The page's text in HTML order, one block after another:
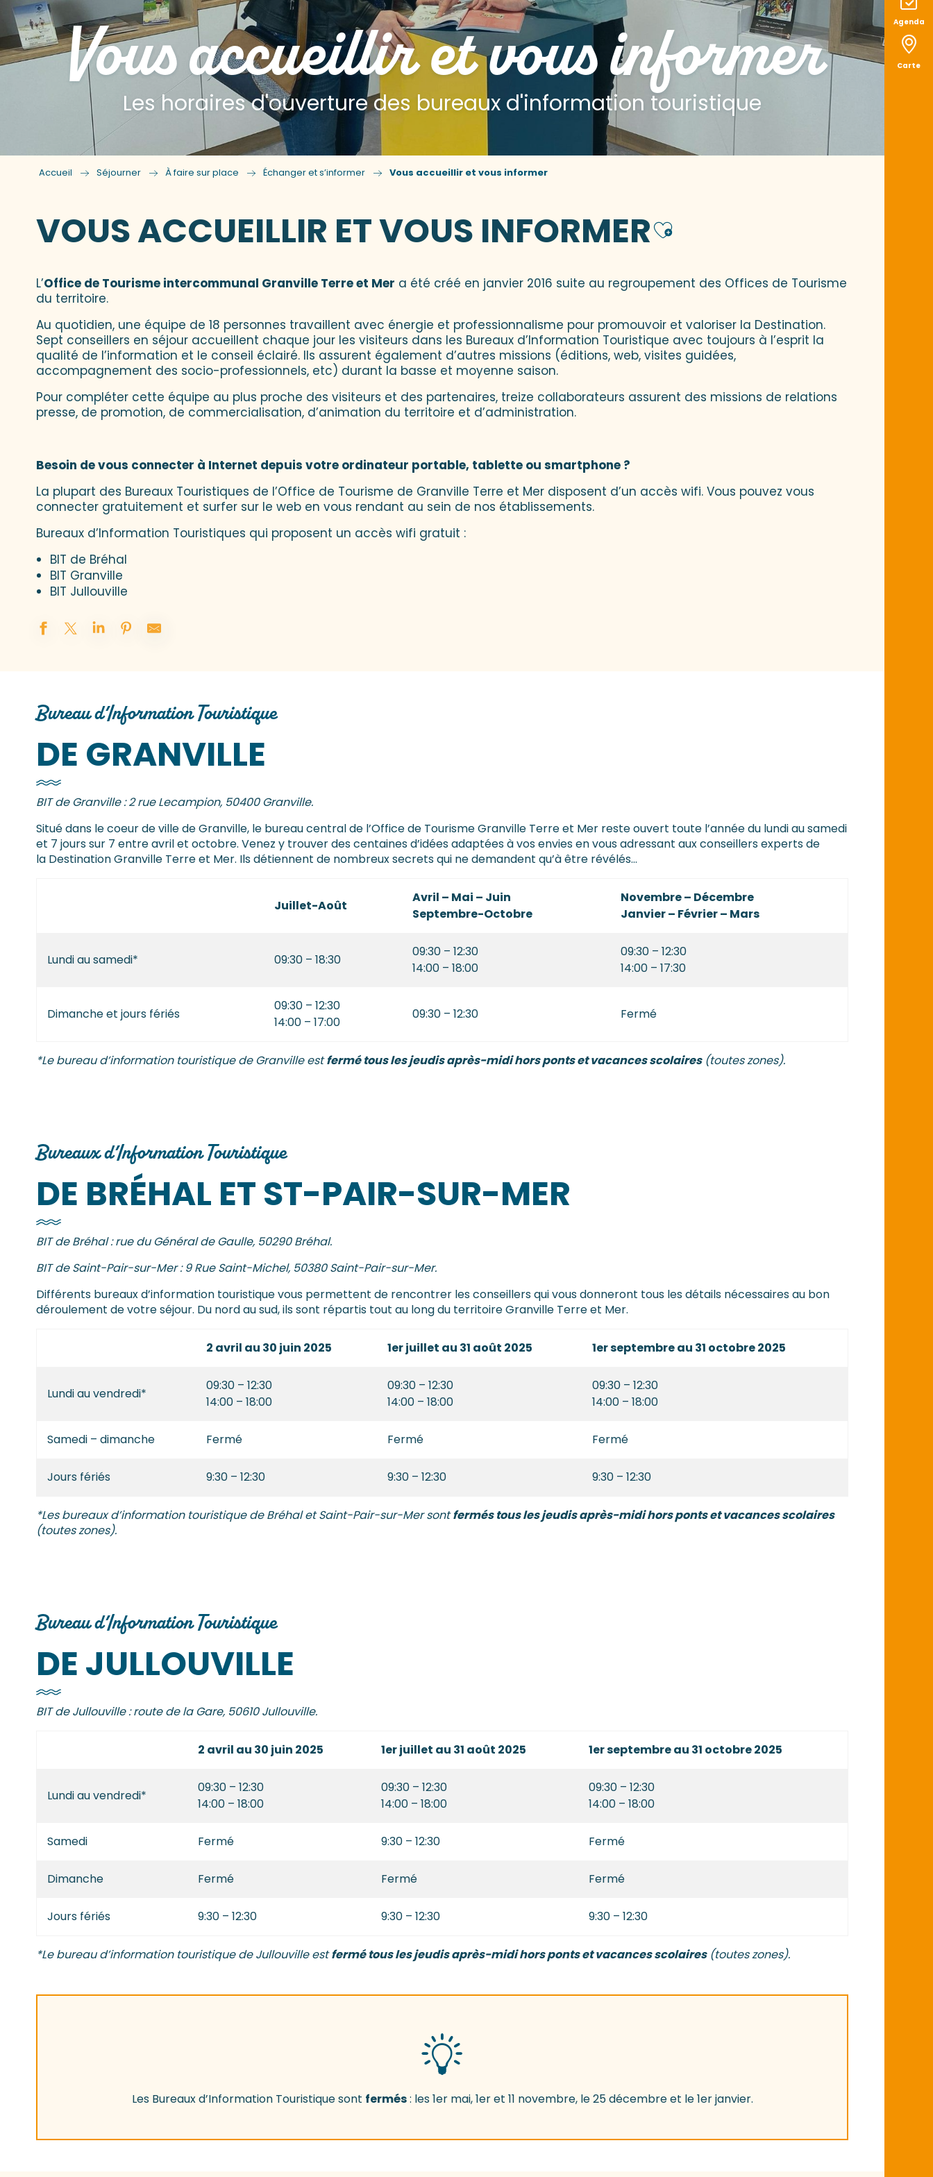
Agenda
Carte
Vous accueillir et vous informer
Les horaires d'ouverture des bureaux d'information touristique
Accueil Séjourner À faire sur place Échanger et s’informer Vous accueillir et vous informer
VOUS ACCUEILLIR ET VOUS INFORMERAjouter aux
L’Office de Tourisme intercommunal Granville Terre et Mer a été créé en janvier 2016 suite au regroupement des Offices de Tourisme
du territoire.
Au quotidien, une équipe de 18 personnes travaillent avec énergie et professionnalisme pour promouvoir et valoriser la Destination.
Sept conseillers en séjour accueillent chaque jour les visiteurs dans les Bureaux d’Information Touristique avec toujours à l’esprit la
qualité de l’information et le conseil éclairé. Ils assurent également d’autres missions (éditions, web, visites guidées,
accompagnement des socio-professionnels, etc) durant la basse et moyenne saison.
Pour compléter cette équipe au plus proche des visiteurs et des partenaires, treize collaborateurs assurent des missions de relations
presse, de promotion, de commercialisation, d’animation du territoire et d’administration.
Besoin de vous connecter à Internet depuis votre ordinateur portable, tablette ou smartphone ?
La plupart des Bureaux Touristiques de l’Office de Tourisme de Granville Terre et Mer disposent d’un accès wifi. Vous pouvez vous
connecter gratuitement et surfer sur le web en vous rendant au sein de nos établissements.
Bureaux d’Information Touristiques qui proposent un accès wifi gratuit :
BIT de Bréhal
BIT Granville
BIT Jullouville
Bureau d’Information Touristique
DE GRANVILLE
BIT de Granville : 2 rue Lecampion, 50400 Granville.
Situé dans le coeur de ville de Granville, le bureau central de l’Office de Tourisme Granville Terre et Mer reste ouvert toute l’année du lundi au samedi
et 7 jours sur 7 entre avril et octobre. Venez y trouver des centaines d’idées adaptées à vos envies en vous adressant aux conseillers experts de
la Destination Granville Terre et Mer. Ils détiennent de nombreux secrets qui ne demandent qu’à être révélés…
Juillet-Août
Avril – Mai – Juin
Septembre-Octobre
Novembre – Décembre
Janvier – Février – Mars
Lundi au samedi* 09:30 – 18:30
09:30 – 12:30
14:00 – 18:00
09:30 – 12:30
14:00 – 17:30
Dimanche et jours fériés
09:30 – 12:30
14:00 – 17:00
09:30 – 12:30 Fermé
*Le bureau d’information touristique de Granville estfermé tous les jeudis après-midi hors ponts et vacances scolaires(toutes zones).
Bureaux d’Information Touristique
DE BRÉHAL ET ST-PAIR-SUR-MER
BIT de Bréhal : rue du Général de Gaulle, 50290 Bréhal.
BIT de Saint-Pair-sur-Mer : 9 Rue Saint-Michel, 50380 Saint-Pair-sur-Mer.
Différents bureaux d’information touristique vous permettent de rencontrer les conseillers qui vous donneront tous les détails nécessaires au bon
déroulement de votre séjour. Du nord au sud, ils sont répartis tout au long du territoire Granville Terre et Mer.
2 avril au 30 juin 2025 1er juillet au 31 août 2025 1er septembre au 31 octobre 2025
Lundi au vendredi*
09:30 – 12:30
14:00 – 18:00
09:30 – 12:30
14:00 – 18:00
09:30 – 12:30
14:00 – 18:00
Samedi – dimanche Fermé Fermé Fermé
Jours fériés 9:30 – 12:30 9:30 – 12:30 9:30 – 12:30
*Les bureaux d’information touristique de Bréhal et Saint-Pair-sur-Mer sontfermés tous les jeudis après-midi hors ponts et vacances scolaires
(toutes zones).
Bureau d’Information Touristique
DE JULLOUVILLE
BIT de Jullouville : route de la Gare, 50610 Jullouville.
2 avril au 30 juin 2025 1er juillet au 31 août 2025 1er septembre au 31 octobre 2025
Lundi au vendredi*
09:30 – 12:30
14:00 – 18:00
09:30 – 12:30
14:00 – 18:00
09:30 – 12:30
14:00 – 18:00
Samedi Fermé 9:30 – 12:30 Fermé
Dimanche Fermé Fermé Fermé
Jours fériés 9:30 – 12:30 9:30 – 12:30 9:30 – 12:30
*Le bureau d’information touristique de Jullouville estfermé tous les jeudis après-midi hors ponts et vacances scolaires(toutes zones).
Les Bureaux d’Information Touristique sont fermés: les 1er mai, 1er et 11 novembre, le 25 décembre et le 1er janvier.